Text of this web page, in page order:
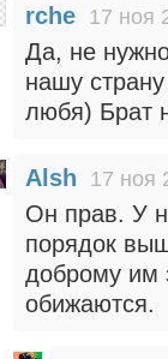
rche 17 ноя
Да, не
нашу
любя) Брат
Alsh 17 ноя
Он прав. У
порядок
доброму им
обижаются.